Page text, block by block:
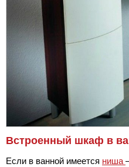
Встроенный шкаф в
Если в ванной имеется ниша